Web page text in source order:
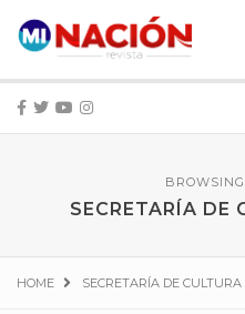
SECRETARÍA DE
HOME SECRETARÍA DE